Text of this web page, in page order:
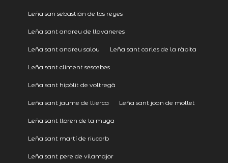
Leña san sebastián de los reyes
Leña sant andreu de llavaneres
Leña sant andreu salou Leña sant carles de la ràpita
Leña sant climent sescebes
Leña sant hipòlit de voltregà
Leña sant jaume de llierca Leña sant joan de mollet
Leña sant lloren de la muga
Leña sant martí de riucorb
Leña sant pere de vilamajor